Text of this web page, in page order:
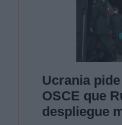
Ucrania
OSCE que
despliegue